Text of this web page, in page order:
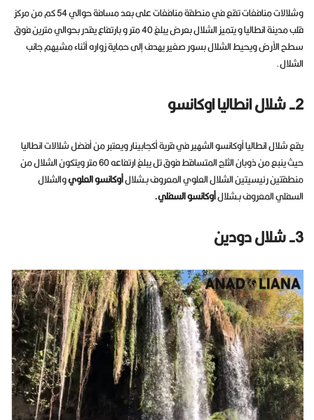
وشلالات منافغات تقع في منطقة منافغات على بعد مسافة حوالي 54 كم من مركز
قلب مدينة انطاليا و يتميز الشلال بعرض يبلغ 40 متر و بارتفاع يقدر بحوالي مترين فوق
سطح الأرض ويحيط الشلال بسور صغير يهدف إلى حماية زواره أثناء مشيهم جانب
الشلال.
2- شلال انطاليا اوكانسو
يقع شلال انطاليا أوكانسو الشهير في قرية أكجابينار ويعتبر من أفضل شلالات انطاليا
حيث ينبع من ذوبان الثلج المتساقط فوق تل يبلغ ارتفاعه 60 متر ويتكون الشلال من
منطقتين رئيسيتين الشلال العلوي المعروف بـشلالأوكانسو العلويوالشلال
السفلي المعروف بـشلالأوكانسو السفلي.
3- شلال دودين